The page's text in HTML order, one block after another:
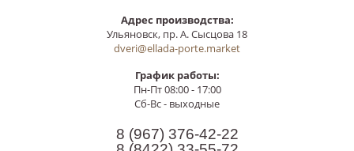
Адрес производства:
Ульяновск, пр. А. Сысцова 18
dveri@ellada-porte.market
График работы:
Пн-Пт 08:00 - 17:00
Сб-Вс - выходные
8 (967) 376-42-22